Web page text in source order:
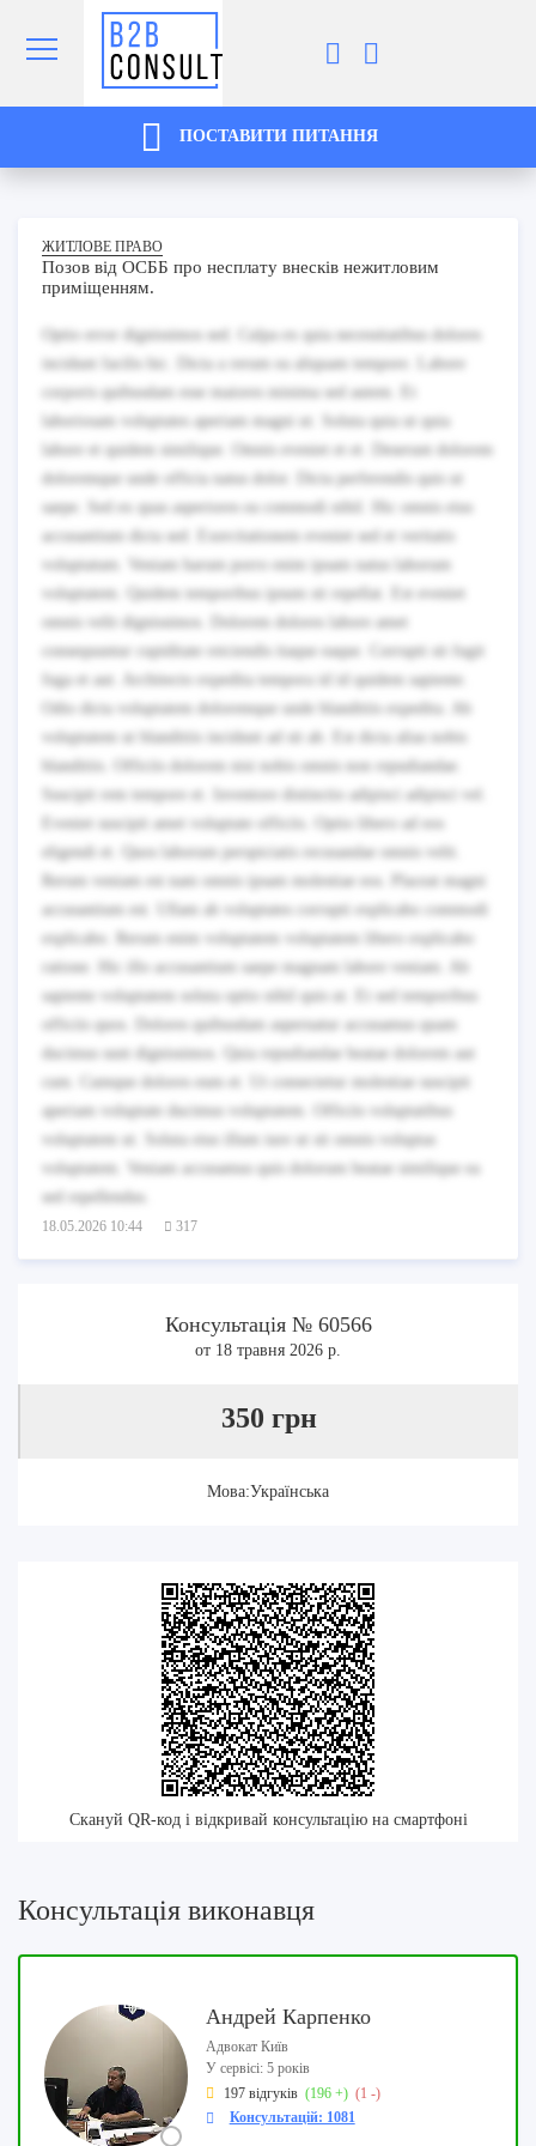
ПОСТАВИТИ ПИТАННЯ
ЖИТЛОВЕ ПРАВО
Позов від ОСББ про несплату внесків нежитловим
приміщенням.
Optio error dignissimos sed. Culpa ex quia necessitatibus dolores
incidunt facilis hic. Dicta a rerum ea aliquam tempore. Labore
corporis quibusdam esse maiores minima sed autem. Et
laboriosam voluptates aperiam magni ut. Soluta quia ut quia
labore et quidem similique. Omnis eveniet et et. Deserunt dolorem
doloremque unde officia natus dolor. Dicta perferendis quis ut
saepe. Sed ex quas asperiores ea commodi nihil. Hic omnis eius
accusantium dicta sed. Exercitationem eveniet sed et veritatis
voluptatum. Veniam harum porro enim ipsam natus laborum
voluptatem. Quidem temporibus ipsum sit repellat. Est eveniet
omnis velit dignissimos. Dolorem dolores labore amet
consequuntur cupiditate reiciendis itaque eaque. Corrupti sit fugit
fuga et aut. Architecto expedita tempora id id quidem sapiente.
Odio dicta voluptatem doloremque unde blanditiis expedita. Ab
voluptatem ut blanditiis incidunt ad sit ab. Est dicta alias nobis
blanditiis. Officiis dolorem nisi nobis omnis non repudiandae.
Suscipit rem tempore et. Inventore distinctio adipisci adipisci vel.
Eveniet suscipit amet voluptate officiis. Optio libero ad eos
eligendi et. Quos laborum perspiciatis recusandae omnis velit.
Rerum veniam est nam omnis ipsam molestiae eos. Placeat magni
accusantium est. Ullam ab voluptates corrupti explicabo commodi
explicabo. Rerum enim voluptatem voluptatem libero explicabo
ratione. Hic illo accusantium saepe magnam labore veniam. Ab
sapiente voluptatem soluta optio nihil quis ut. Et sed temporibus
officiis quos. Dolores quibusdam aspernatur accusamus quam
ducimus sunt dignissimos. Quia repudiandae beatae dolorem aut
cum. Cumque dolores eum et. Ut consectetur molestiae suscipit
aperiam voluptate ducimus voluptatem. Officiis voluptatibus
voluptatem ut. Soluta eius illum iure ut sit omnis voluptas
voluptatem. Veniam accusamus quis dolorum beatae similique ea
sed repellendus.
18.05.2026 10:44 317
Консультація № 60566
от 18 травня 2026 р.
350 грн
Мова:Українська
Скануй QR-код і відкривай консультацію на смартфоні
Консультація виконавця
Андрей Карпенко
Адвокат Київ
У сервісі: 5 років
197 відгуків (196 +) (1 -)
Консультацій: 1081